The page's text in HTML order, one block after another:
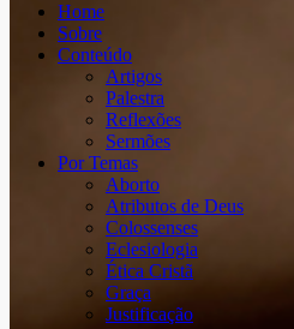
Home
Sobre
Conteúdo
Artigos
Palestra
Reflexões
Sermões
Por Temas
Aborto
Atributos de Deus
Colossenses
Eclesiologia
Ética Cristã
Graça
Justificação